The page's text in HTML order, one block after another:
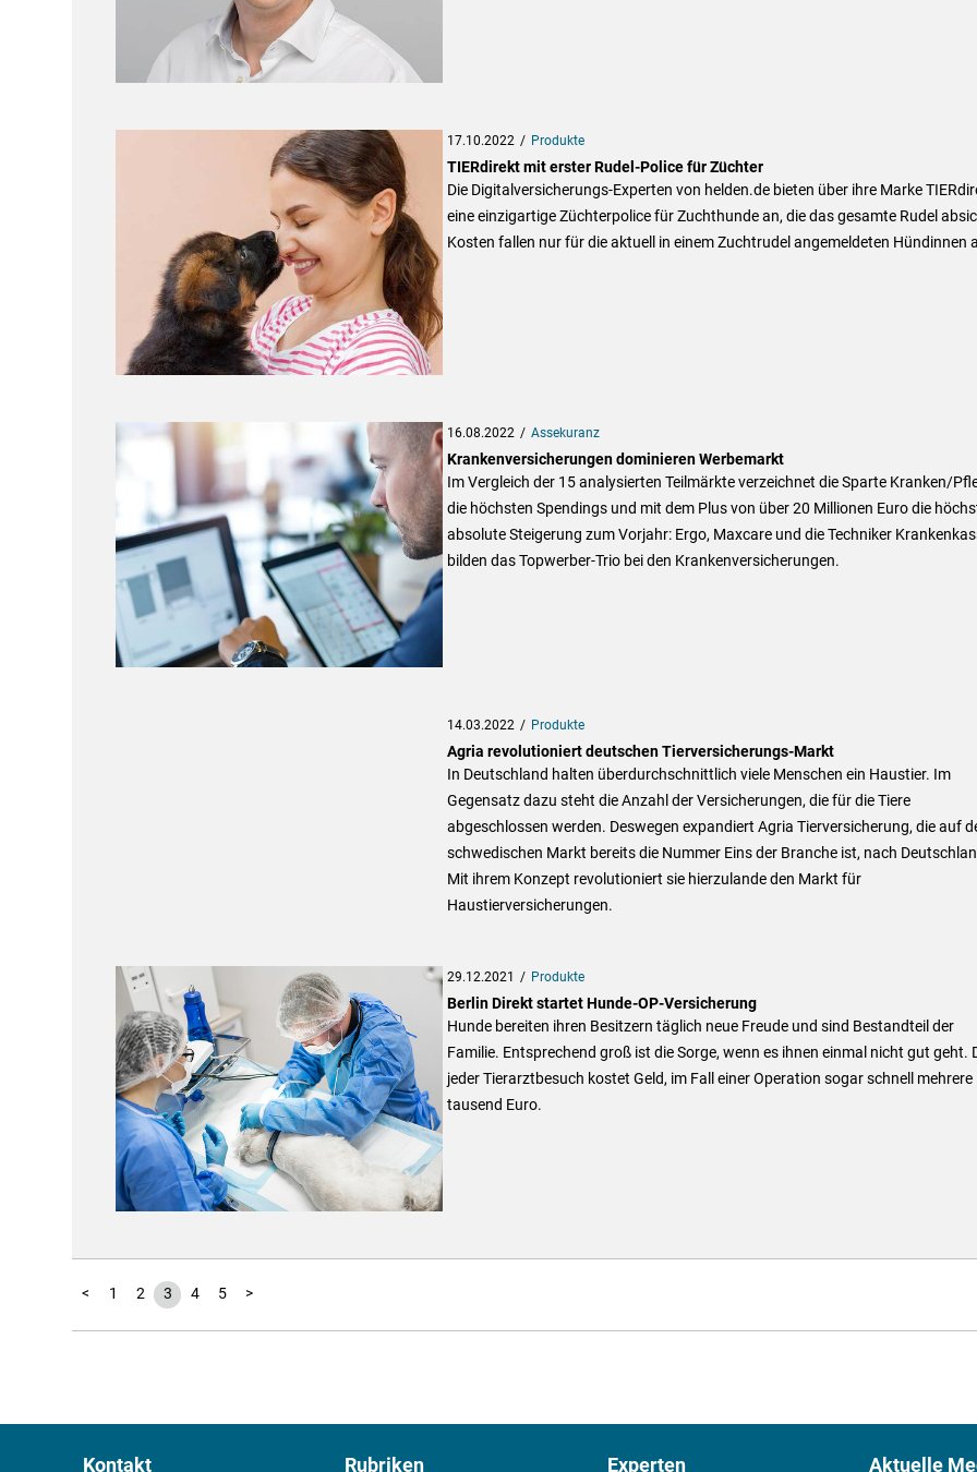
17.10.2022 Produkte
TIERdirekt mit erster Rudel-Police für Züchter
Die Digitalversicherungs-Experten von helden.de bieten über ihre Marke
eine einzigartige Züchterpolice für Zuchthunde an, die das gesamte Rudel
Kosten fallen nur für die aktuell in einem Zuchtrudel angemeldeten Hündinnen
16.08.2022 Assekuranz
Krankenversicherungen dominieren Werbemarkt
Im Vergleich der 15 analysierten Teilmärkte verzeichnet die Sparte Kranken/
die höchsten Spendings und mit dem Plus von über 20 Millionen Euro die
absolute Steigerung zum Vorjahr: Ergo, Maxcare und die Techniker
bilden das Topwerber-Trio bei den Krankenversicherungen.
14.03.2022 Produkte
Agria revolutioniert deutschen Tierversicherungs-Markt
In Deutschland halten überdurchschnittlich viele Menschen ein Haustier. Im
Gegensatz dazu steht die Anzahl der Versicherungen, die für die Tiere
abgeschlossen werden. Deswegen expandiert Agria Tierversicherung, die auf
schwedischen Markt bereits die Nummer Eins der Branche ist, nach
Mit ihrem Konzept revolutioniert sie hierzulande den Markt für
Haustierversicherungen.
29.12.2021 Produkte
Berlin Direkt startet Hunde-OP-Versicherung
Hunde bereiten ihren Besitzern täglich neue Freude und sind Bestandteil der
Familie. Entsprechend groß ist die Sorge, wenn es ihnen einmal nicht gut geht.
jeder Tierarztbesuch kostet Geld, im Fall einer Operation sogar schnell mehrere
tausend Euro.
< 1 2 3 4 5 >
Kontakt Rubriken Experten Aktuelle